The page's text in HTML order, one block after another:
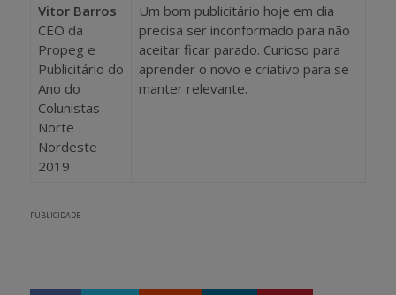
Vitor Barros
CEO da
Propeg e
Publicitário do
Ano do
Colunistas
Norte
Nordeste
2019
Um bom publicitário hoje em dia
precisa ser inconformado para não
aceitar ficar parado. Curioso para
aprender o novo e criativo para se
manter relevante.
PUBLICIDADE